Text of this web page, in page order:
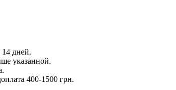
14 дней.
указанной.
400-1500 грн.